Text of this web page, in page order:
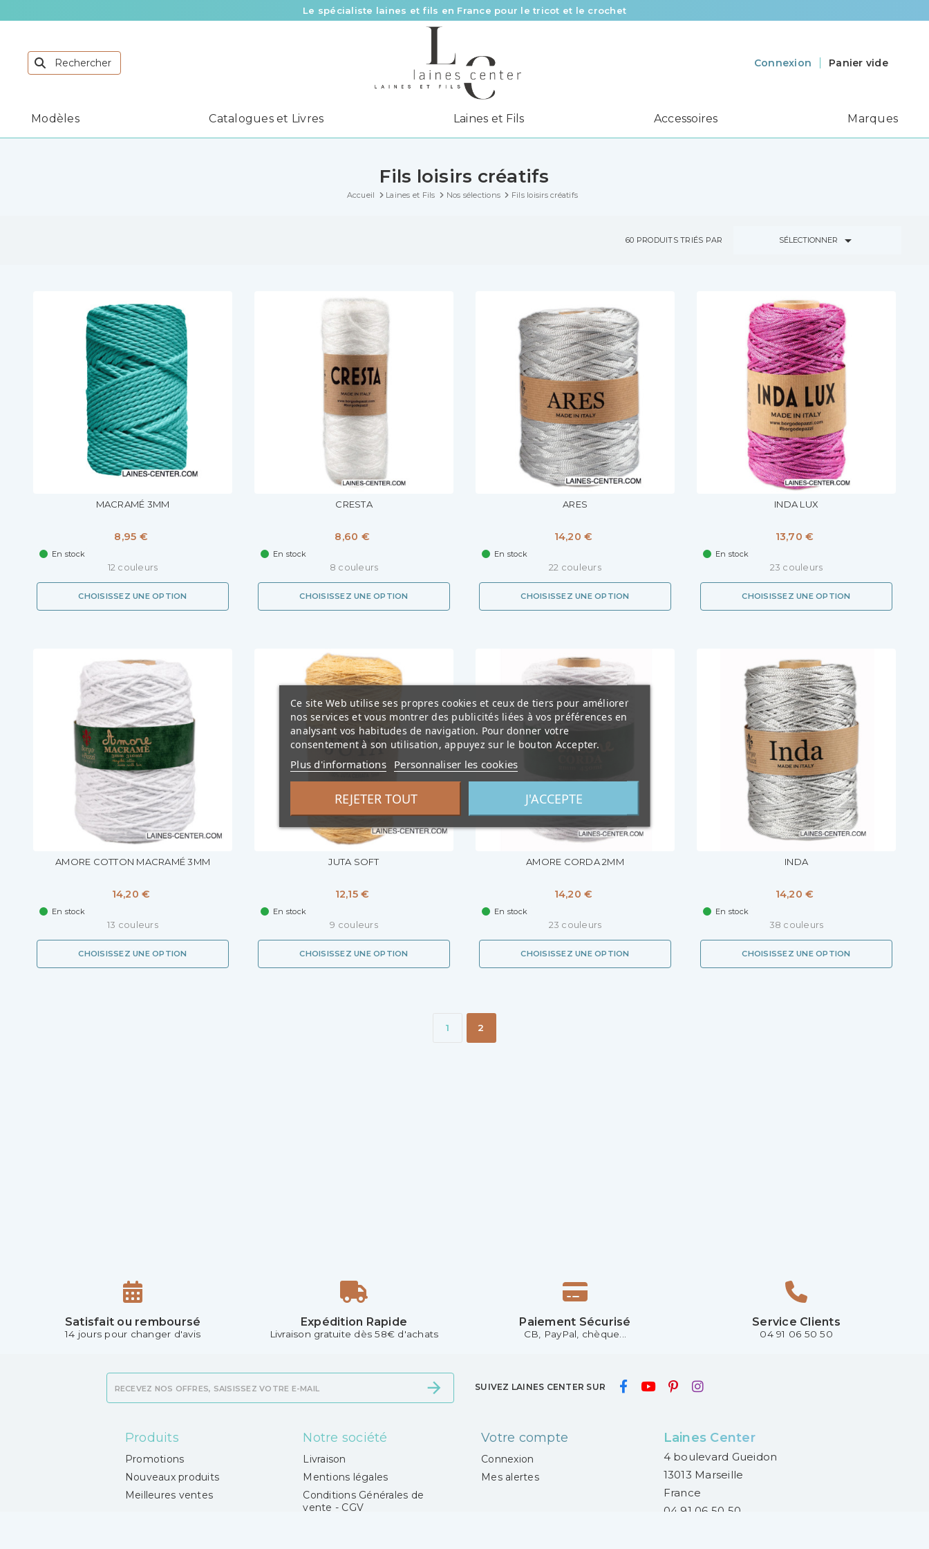
Le spécialiste laines et fils en France pour le tricot et le crochet
Des fils de qualité à tous les prix pour toutes vos envies !
Livraison offerte à partir de 58 € d’achat
Connexion Panier vide
Modèles Catalogues et Livres Laines et Fils Accessoires Marques
Fils loisirs créatifs
Accueil Laines et Fils Nos sélections Fils loisirs créatifs
60 PRODUITS TRIÉS PAR SÉLECTIONNER 
MACRAMÉ 3MM
8,95 €
En stock
12 couleurs
CHOISISSEZ UNE OPTION
CRESTA
8,60 €
En stock
8 couleurs
CHOISISSEZ UNE OPTION
ARES
14,20 €
En stock
22 couleurs
CHOISISSEZ UNE OPTION
INDA LUX
13,70 €
En stock
23 couleurs
CHOISISSEZ UNE OPTION
AMORE COTTON MACRAMÉ 3MM
14,20 €
En stock
13 couleurs
CHOISISSEZ UNE OPTION
JUTA SOFT
12,15 €
En stock
9 couleurs
CHOISISSEZ UNE OPTION
AMORE CORDA 2MM
14,20 €
En stock
23 couleurs
CHOISISSEZ UNE OPTION
INDA
14,20 €
En stock
38 couleurs
CHOISISSEZ UNE OPTION
1 2
Satisfait ou remboursé
14 jours pour changer d'avis
Expédition Rapide
Livraison gratuite dès 58€ d'achats
Paiement Sécurisé
CB, PayPal, chèque...
Service Clients
04 91 06 50 50
SUIVEZ LAINES CENTER SUR
Produits
Promotions
Nouveaux produits
Meilleures ventes
Notre société
Livraison
Mentions légales
Conditions Générales de
vente - CGV
Votre compte
Connexion
Mes alertes
Laines Center
4 boulevard Gueidon
13013 Marseille
France
04 91 06 50 50
Ce site Web utilise ses propres cookies et ceux de tiers pour améliorer
nos services et vous montrer des publicités liées à vos préférences en
analysant vos habitudes de navigation. Pour donner votre
consentement à son utilisation, appuyez sur le bouton Accepter.
Plus d'informations Personnaliser les cookies
REJETER TOUT J'ACCEPTE